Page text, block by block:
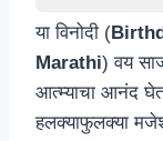
या विनोदी (
Marathi) वय
आत्म्याचा आनंद
हलक्याफुलक्या